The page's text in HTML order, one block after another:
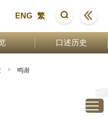
ENG 繁
口述历史
鸣谢